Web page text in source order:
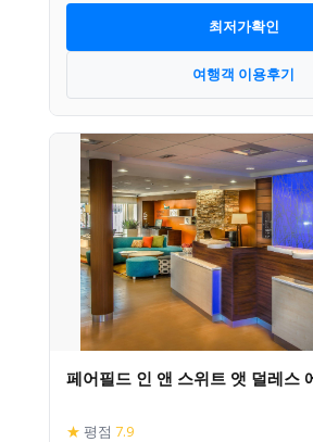
최저가확인
여행객 이용후기
페어필드 인 앤 스위트 앳 덜레스
★ 평점 7.9